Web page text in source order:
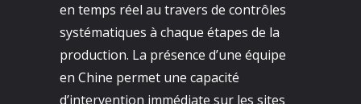
en temps réel au travers de contrôles
systématiques à chaque étapes de la
production. La présence d’une équipe
en Chine permet une capacité
d’intervention immédiate sur les sites